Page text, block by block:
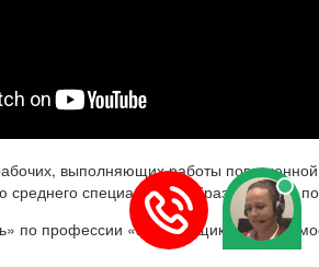
выполняющих работы
среднего специального образования, а
по профессии «арматурщик» в